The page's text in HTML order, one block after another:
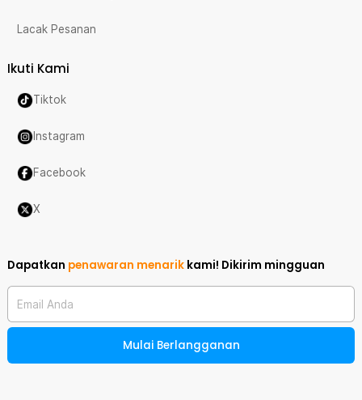
Lacak Pesanan
Ikuti Kami
Tiktok
Instagram
Facebook
X
Dapatkan penawaran menarik kami! Dikirim mingguan
Email Anda
Mulai Berlangganan